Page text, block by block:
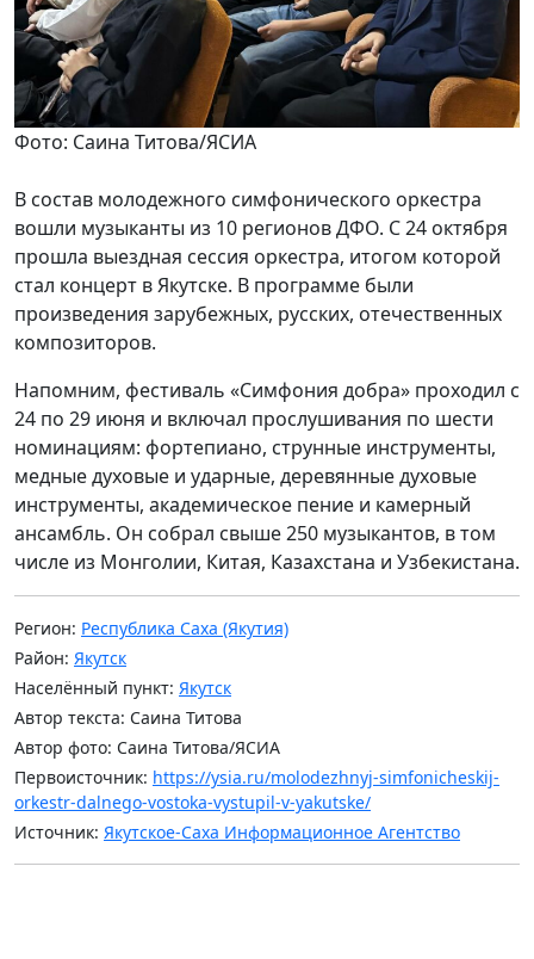
Фото: Саина Титова/ЯСИА
В состав молодежного симфонического оркестра
вошли музыканты из 10 регионов ДФО. С 24 октября
прошла выездная сессия оркестра, итогом которой
стал концерт в Якутске. В программе были
произведения зарубежных, русских, отечественных
композиторов.
Напомним, фестиваль «Симфония добра» проходил с
24 по 29 июня и включал прослушивания по шести
номинациям: фортепиано, струнные инструменты,
медные духовые и ударные, деревянные духовые
инструменты, академическое пение и камерный
ансамбль. Он собрал свыше 250 музыкантов, в том
числе из Монголии, Китая, Казахстана и Узбекистана.
Регион: Республика Саха (Якутия)
Район: Якутск
Населённый пункт: Якутск
Автор текста: Саина Титова
Автор фото: Саина Титова/ЯСИА
Первоисточник: https://ysia.ru/molodezhnyj-simfonicheskij-
orkestr-dalnego-vostoka-vystupil-v-yakutske/
Источник: Якутское-Саха Информационное Агентство